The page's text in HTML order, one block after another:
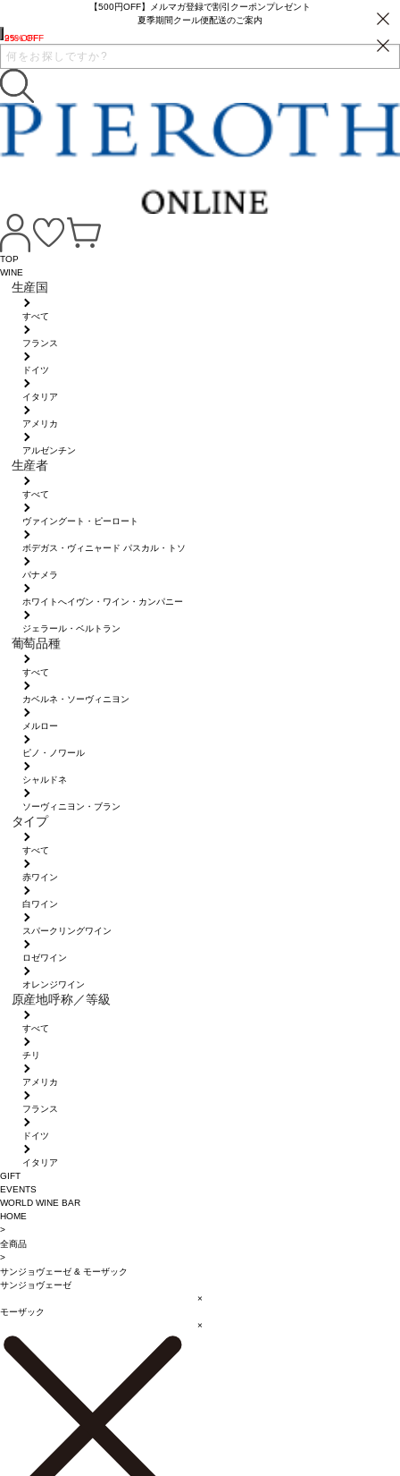
【500円OFF】メルマガ登録で割引クーポンプレゼント
夏季期間クール便配送のご案内
TOP
WINE
生産国
すべて
フランス
ドイツ
イタリア
アメリカ
アルゼンチン
生産者
すべて
ヴァイングート・ピーロート
ボデガス・ヴィニャード パスカル・トソ
パナメラ
ホワイトへイヴン・ワイン・カンパニー
ジェラール・ベルトラン
葡萄品種
すべて
カベルネ・ソーヴィニヨン
メルロー
ピノ・ノワール
シャルドネ
ソーヴィニヨン・ブラン
タイプ
すべて
赤ワイン
白ワイン
スパークリングワイン
ロゼワイン
オレンジワイン
原産地呼称／等級
すべて
チリ
アメリカ
フランス
ドイツ
イタリア
GIFT
EVENTS
WORLD WINE BAR
HOME
>
全商品
>
サンジョヴェーゼ& モーザック
サンジョヴェーゼ
×
モーザック
×
25% OFF
9% OFF